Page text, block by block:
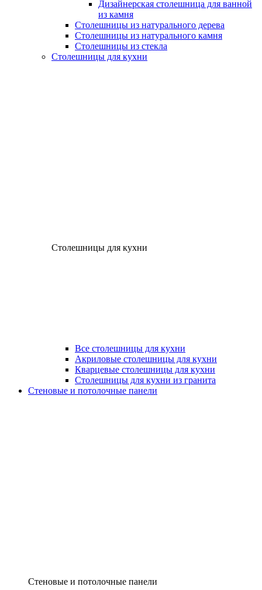
Дизайнерская столешница для ванной
из камня
Столешницы из натурального дерева
Столешницы из натурального камня
Столешницы из стекла
Столешницы для кухни
Столешницы для кухни
Все столешницы для кухни
Акриловые столешницы для кухни
Кварцевые столешницы для кухни
Столешницы для кухни из гранита
Стеновые и потолочные панели
Стеновые и потолочные панели